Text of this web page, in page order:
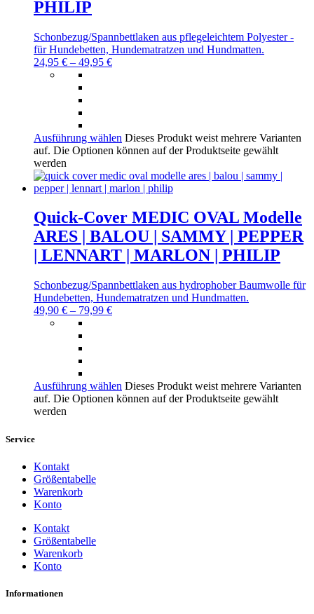
PHILIP
Schonbezug/Spannbettlaken aus pflegeleichtem Polyester -
für Hundebetten, Hundematratzen und Hundmatten.
24,95 € – 49,95 €
Ausführung wählen Dieses Produkt weist mehrere Varianten
auf. Die Optionen können auf der Produktseite gewählt
werden
Quick-Cover MEDIC OVAL Modelle
ARES | BALOU | SAMMY | PEPPER
| LENNART | MARLON | PHILIP
Schonbezug/Spannbettlaken aus hydrophober Baumwolle für
Hundebetten, Hundematratzen und Hundmatten.
49,90 € – 79,99 €
Ausführung wählen Dieses Produkt weist mehrere Varianten
auf. Die Optionen können auf der Produktseite gewählt
werden
Service
Kontakt
Größentabelle
Warenkorb
Konto
Kontakt
Größentabelle
Warenkorb
Konto
Informationen